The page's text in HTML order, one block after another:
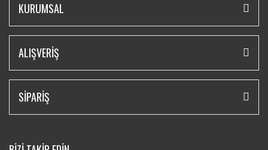
KURUMSAL
ALIŞVERİŞ
SİPARİŞ